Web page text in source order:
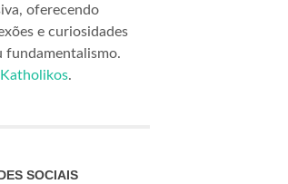
oferecendo
e curiosidades
fundamentalismo.
.
SOCIAIS